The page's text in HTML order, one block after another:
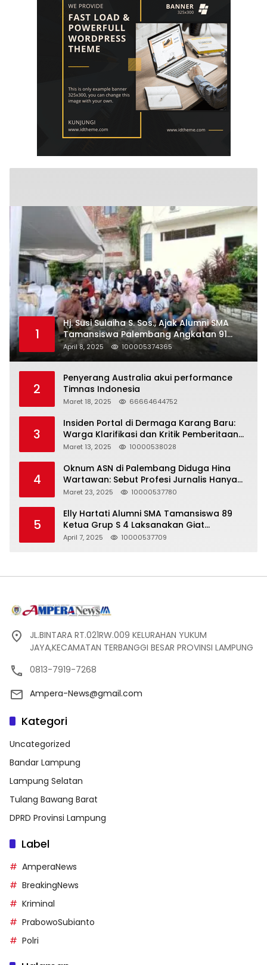
1
Hj. Susi Sulaiha S. Sos., Ajak Alumni SMA
Tamansiswa Palembang Angkatan 91
Halal Bihalal
April 8, 2025 100005374365
2
Penyerang Australia akui performance
Timnas Indonesia
Maret 18, 2025 66664644752
3
Insiden Portal di Dermaga Karang Baru:
Warga Klarifikasi dan Kritik Pemberitaan
yang Tidak Akurat
Maret 13, 2025 10000538028
4
Oknum ASN di Palembang Diduga Hina
Wartawan: Sebut Profesi Jurnalis Hanya
Seharga 2 Liter Bensin, Berujung Dugaan
Maret 23, 2025 10000537780
5
Elly Hartati Alumni SMA Tamansiswa 89
Ketua Grup S 4 Laksanakan Giat
Silaturahmi
April 7, 2025 10000537709
JL.BINTARA RT.021RW.009 KELURAHAN YUKUM
JAYA,KECAMATAN TERBANGGI BESAR PROVINSI LAMPUNG
0813-7919-7268
Ampera-News@gmail.com
Kategori
Uncategorized
Bandar Lampung
Lampung Selatan
Tulang Bawang Barat
DPRD Provinsi Lampung
Label
AmperaNews
BreakingNews
Kriminal
PrabowoSubianto
Polri